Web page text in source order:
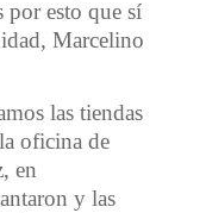
por esto que sí
Marcelino
las tiendas
oficina de
en
y las